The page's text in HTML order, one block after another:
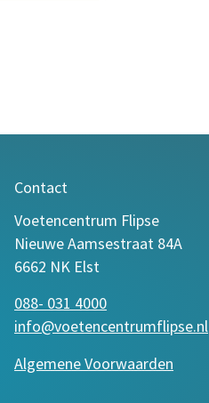
Contact
Voetencentrum Flipse
Nieuwe Aamsestraat 84A
6662 NK Elst
088- 031 4000
info@voetencentrumflipse.nl
Algemene Voorwaarden